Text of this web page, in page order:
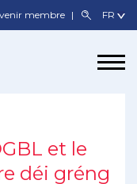
membre
et le
déi gréng